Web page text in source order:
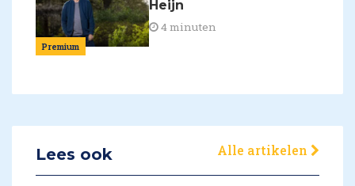
Premium
Heijn
4 minuten
Lees ook Alle artikelen